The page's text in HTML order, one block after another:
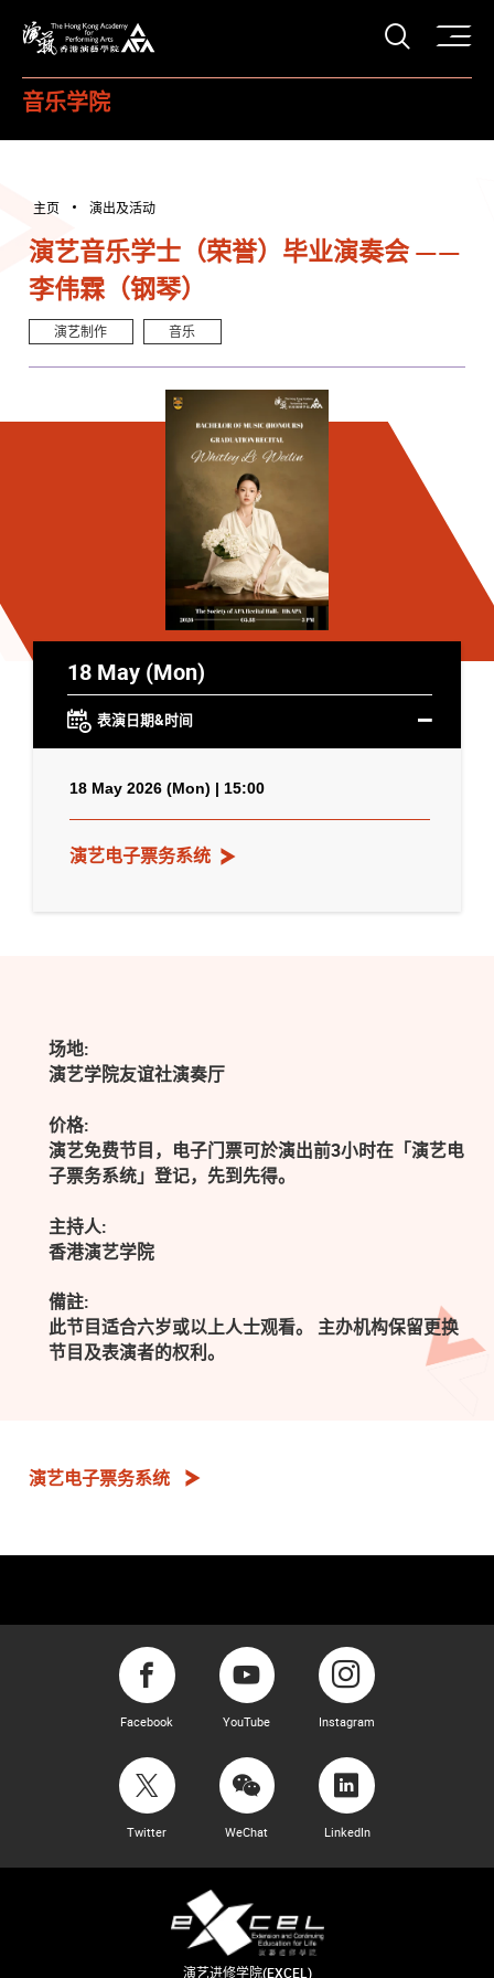
打开
音乐学院
主页 演出及活动
演艺音乐学士（荣誉）毕业演奏会 ——
李伟霖（钢琴）
演艺制作 音乐
18 May (Mon)
表演日期&时间
18 May 2026 (Mon) | 15:00
演艺电子票务系统
场地:
演艺学院友谊社演奏厅
价格:
演艺免费节目，电子门票可於演出前3小时在「演艺电
子票务系统」登记，先到先得。
主持人:
香港演艺学院
備註:
此节目适合六岁或以上人士观看。 主办机构保留更换
节目及表演者的权利。
演艺电子票务系统
Facebook YouTube Instagram
Twitter WeChat LinkedIn
演艺进修学院(EXCEL)